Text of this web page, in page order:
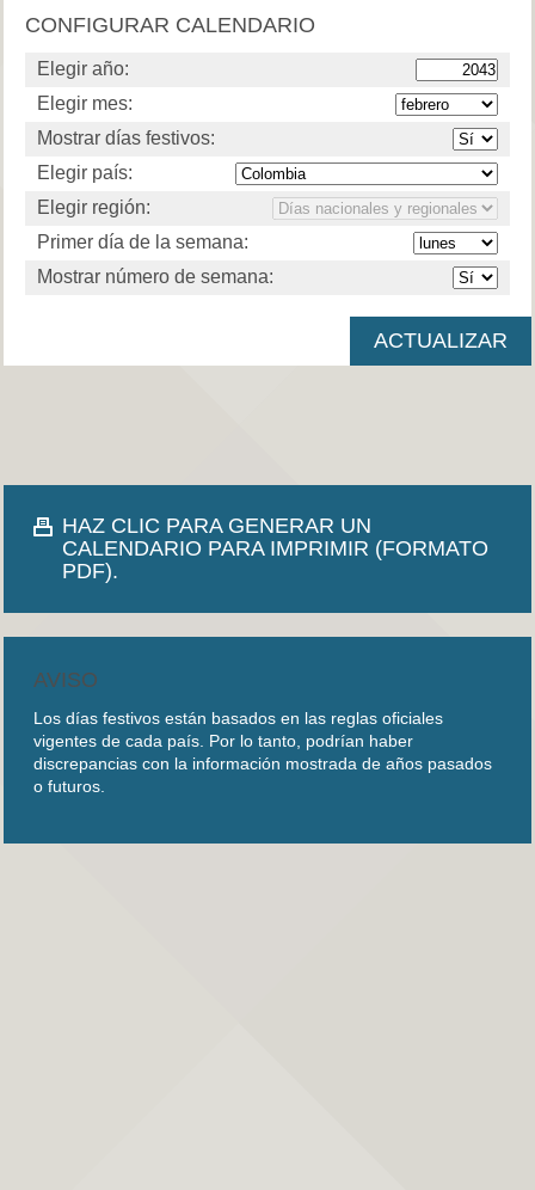
CONFIGURAR CALENDARIO
Elegir año:
Elegir mes:
Mostrar días festivos:
Elegir país:
Elegir región:
Primer día de la semana:
Mostrar número de semana:
HAZ CLIC PARA GENERAR UN
CALENDARIO PARA IMPRIMIR (FORMATO
PDF).
AVISO
Los días festivos están basados en las reglas oficiales
vigentes de cada país. Por lo tanto, podrían haber
discrepancias con la información mostrada de años pasados
o futuros.